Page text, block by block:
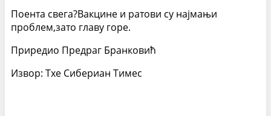
Поента свега?Вакцине и ратови су најмањи
проблем,зато главу горе.
Приредио Предраг Бранковић
Извор: Тхе Сибериан Тимес